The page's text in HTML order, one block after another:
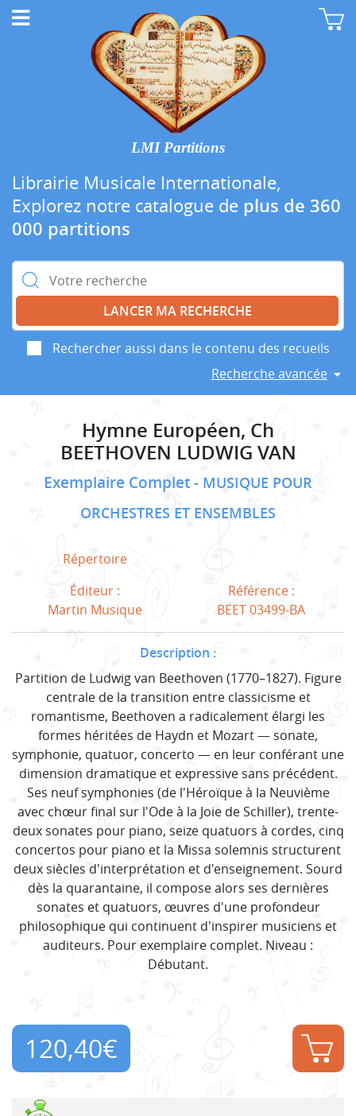
LMI Partitions
Librairie Musicale Internationale,
Explorez notre catalogue de plus de 360
000 partitions
Rechercher :
Rechercher aussi dans le contenu des recueils
Recherche avancée
Hymne Européen, Ch
BEETHOVEN LUDWIG VAN
Exemplaire Complet
MUSIQUE POUR
ORCHESTRES ET ENSEMBLES
Répertoire
Éditeur :
Martin Musique
Référence :
BEET 03499-BA
Description :
Partition de Ludwig van Beethoven (1770–1827). Figure
centrale de la transition entre classicisme et
romantisme, Beethoven a radicalement élargi les
formes héritées de Haydn et Mozart — sonate,
symphonie, quatuor, concerto — en leur conférant une
dimension dramatique et expressive sans précédent.
Ses neuf symphonies (de l'Héroïque à la Neuvième
avec chœur final sur l'Ode à la Joie de Schiller), trente-
deux sonates pour piano, seize quatuors à cordes, cinq
concertos pour piano et la Missa solemnis structurent
deux siècles d'interprétation et d'enseignement. Sourd
dès la quarantaine, il compose alors ses dernières
sonates et quatuors, œuvres d'une profondeur
philosophique qui continuent d'inspirer musiciens et
auditeurs. Pour exemplaire complet. Niveau :
Débutant.
120,40€